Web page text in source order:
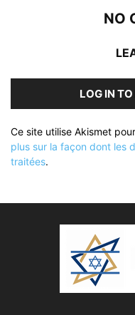
NO
LOG IN
Ce site utilise Akismet
plus sur la façon dont les
traitées.